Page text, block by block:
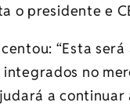
o presidente e
“Esta
integrados no
a